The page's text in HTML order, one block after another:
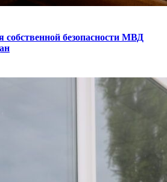
собственной безопасности МВД